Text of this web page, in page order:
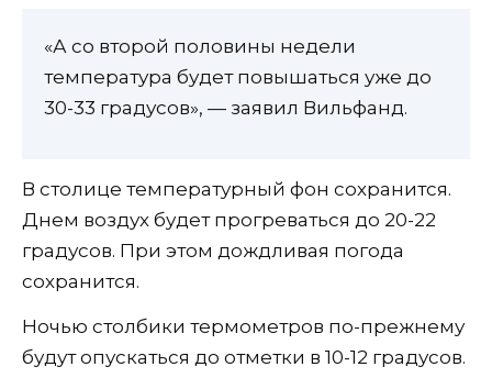
«А со второй половины недели
температура будет повышаться уже до
30-33 градусов», — заявил Вильфанд.
В столице температурный фон сохранится.
Днем воздух будет прогреваться до 20-22
градусов. При этом дождливая погода
сохранится.
Ночью столбики термометров по-прежнему
будут опускаться до отметки в 10-12 градусов.